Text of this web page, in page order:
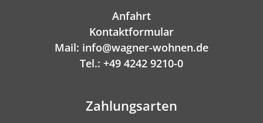
Anfahrt
Kontaktformular
Mail: info@wagner-wohnen.de
Tel.: +49 4242 9210-0
Zahlungsarten